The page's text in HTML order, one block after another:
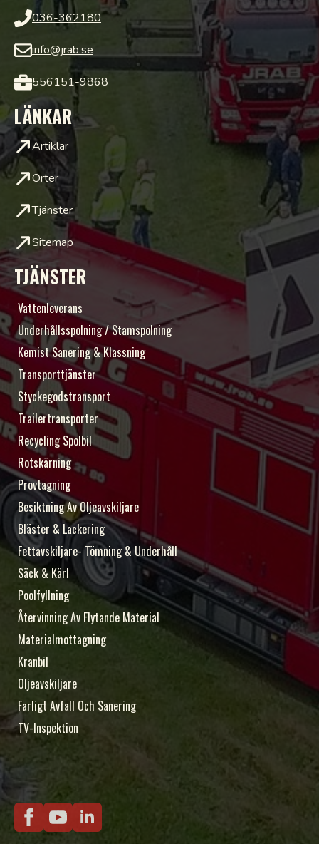
036-362180
info@jrab.se
556151-9868
LÄNKAR
Artiklar
Orter
Tjänster
Sitemap
TJÄNSTER
Vattenleverans
Underhållsspolning / Stamspolning
Kemist Sanering & Klassning
Transporttjänster
Styckegodstransport
Trailertransporter
Recycling Spolbil
Rotskärning
Provtagning
Besiktning Av Oljeavskiljare
Bläster & Lackering
Fettavskiljare- Tömning & Underhåll
Säck & Kärl
Poolfyllning
Återvinning Av Flytande Material
Materialmottagning
Kranbil
Oljeavskiljare
Farligt Avfall Och Sanering
TV-Inspektion